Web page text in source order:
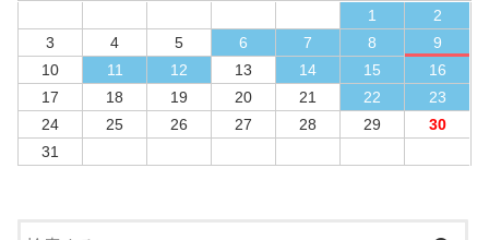
1
2
3
4 5 6 7 8
9
10
11 12 13 14 15
16
17
18 19 20 21 22
23
24
25 26 27 28 29
30
31